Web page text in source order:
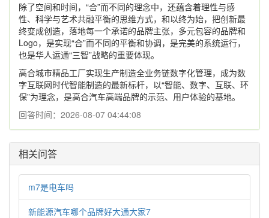
除了空间和时间，“合”而不同的理念中，还蕴含着理性与感
性、科学与艺术共融平衡的思维方式，和以终为始，把创新最
终变成创造，落地每一个承诺的品牌主张，多元包容的品牌和
Logo，是实现“合”而不同的平衡和协调，是完美的系统运行，
也是华人运通“三智”战略的重要体现。
高合城市精品工厂实现生产制造全业务链数字化管理，成为数
字互联网时代智能制造的最新标杆，以“智能、数字、互联、环
保”为理念，是高合汽车高端品牌的示范、用户体验的基地。
回答时间：2026-08-07 04:44:08
相关问答
m7是电车吗
新能源汽车哪个品牌好大通大家7